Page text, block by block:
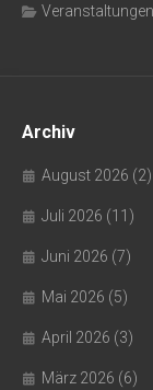
Veranstaltungen
Archiv
August 2026 (2)
Juli 2026 (11)
Juni 2026 (7)
Mai 2026 (5)
April 2026 (3)
März 2026 (6)